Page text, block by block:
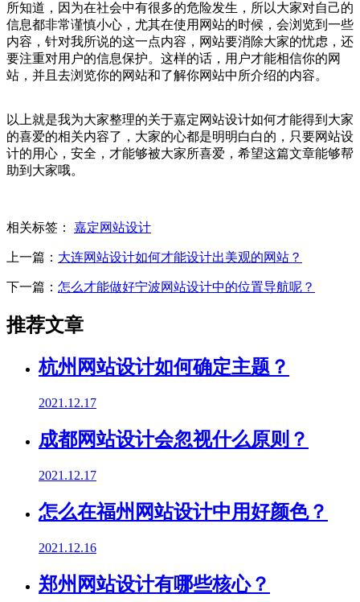
所知道，因为在社会中有很多的危险发生，所以大家对自己的
信息都非常谨慎小心，尤其在使用网站的时候，会浏览到一些
内容，针对我所说的这一点内容，网站要消除大家的忧虑，还
要注重对用户的信息保护。这样的话，用户才能相信你的网
站，并且去浏览你的网站和了解你网站中所介绍的内容。
以上就是我为大家整理的关于嘉定网站设计如何才能得到大家
的喜爱的相关内容了，大家的心都是明明白白的，只要网站设
计的用心，安全，才能够被大家所喜爱，希望这篇文章能够帮
助到大家哦。
相关标签： 嘉定网站设计
上一篇： 大连网站设计如何才能设计出美观的网站？
下一篇： 怎么才能做好宁波网站设计中的位置导航呢？
推荐文章
杭州网站设计如何确定主题？
2021.12.17
成都网站设计会忽视什么原则？
2021.12.17
怎么在福州网站设计中用好颜色？
2021.12.16
郑州网站设计有哪些核心？